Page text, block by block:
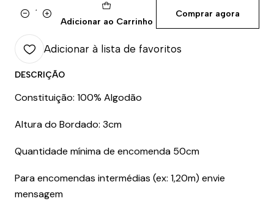
QuantidadeAdicionar ao Carrinho
Comprar agora
Adicionar à lista de favoritos
DESCRIÇÃO
Constituição: 100% Algodão
Altura do Bordado: 3cm
Quantidade mínima de encomenda 50cm
Para encomendas intermédias (ex: 1,20m) envie
mensagem